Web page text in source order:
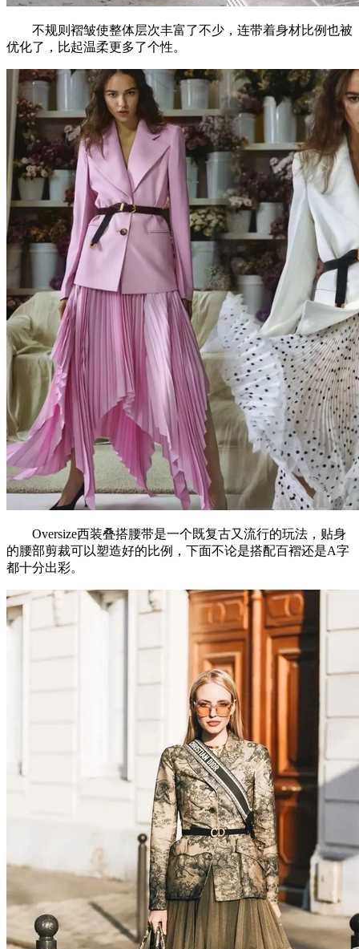
不规则褶皱使整体层次丰富了不少，连带着身材比例也被
优化了，比起温柔更多了个性。
Oversize西装叠搭腰带是一个既复古又流行的玩法，贴身
的腰部剪裁可以塑造好的比例，下面不论是搭配百褶还是A字
都十分出彩。